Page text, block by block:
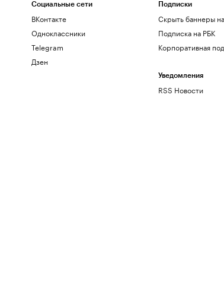
Социальные сети
ВКонтакте
Одноклассники
Telegram
Дзен
Подписки
Скрыть баннеры
Подписка на РБК
Корпоративная
Уведомления
RSS Новости